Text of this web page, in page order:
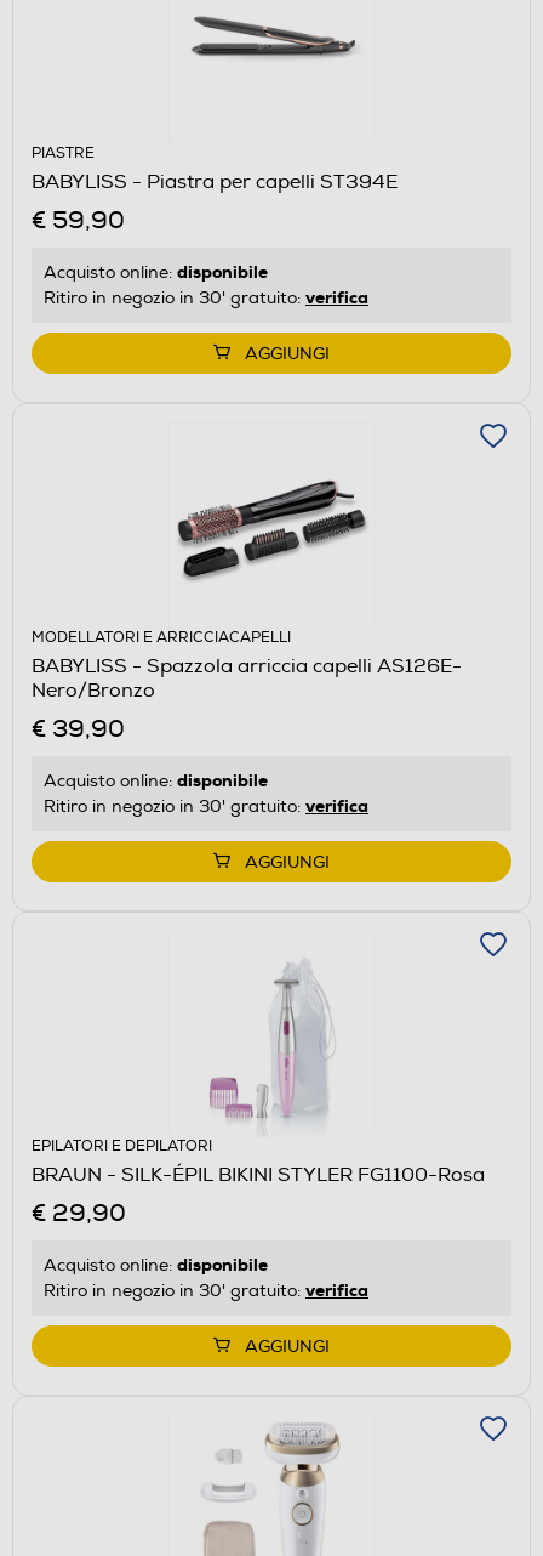
PIASTRE
BABYLISS - Piastra per capelli ST394E
€ 59,90
Acquisto online: disponibile
Ritiro in negozio in 30' gratuito: verifica
AGGIUNGI
MODELLATORI E ARRICCIACAPELLI
BABYLISS - Spazzola arriccia capelli AS126E-
Nero/Bronzo
€ 39,90
Acquisto online: disponibile
Ritiro in negozio in 30' gratuito: verifica
AGGIUNGI
EPILATORI E DEPILATORI
BRAUN - SILK-ÉPIL BIKINI STYLER FG1100-Rosa
€ 29,90
Acquisto online: disponibile
Ritiro in negozio in 30' gratuito: verifica
AGGIUNGI